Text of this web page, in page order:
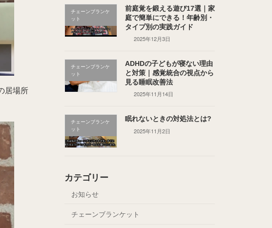
居場所
チェーンブランケ
ット
前庭覚を鍛える遊び17選｜家
庭で簡単にできる！年齢別・
タイプ別の実践ガイド
2025年12月3日
チェーンブランケ
ット
ADHDの子どもが寝ない理由
と対策｜感覚統合の視点から
見る睡眠改善法
2025年11月14日
チェーンブランケ
ット
眠れないときの対処法とは?
2025年11月2日
カテゴリー
お知らせ
チェーンブランケット